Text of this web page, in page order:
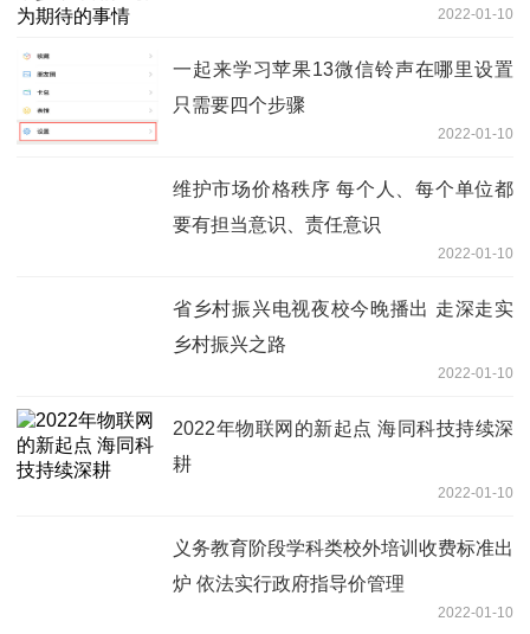
2022-01-10
一起来学习苹果13微信铃声在哪里设置
只需要四个步骤
2022-01-10
维护市场价格秩序 每个人、每个单位都
要有担当意识、责任意识
2022-01-10
省乡村振兴电视夜校今晚播出 走深走实
乡村振兴之路
2022-01-10
2022年物联网的新起点 海同科技持续深
耕
2022-01-10
义务教育阶段学科类校外培训收费标准出
炉 依法实行政府指导价管理
2022-01-10